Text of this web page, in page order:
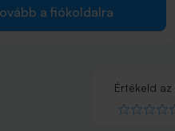
a fiókoldalra
Értékeld az